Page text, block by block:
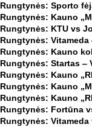
Rungtynės: Sporto
Rungtynės: Kauno
Rungtynės: KTU vs
Rungtynės: Vitameda
Rungtynės: Kauno
Rungtynės: Startas ‒
Rungtynės: Kauno
Rungtynės: Kauno
Rungtynės: Kauno
Rungtynės: Fortūna
Rungtynės: Vitameda